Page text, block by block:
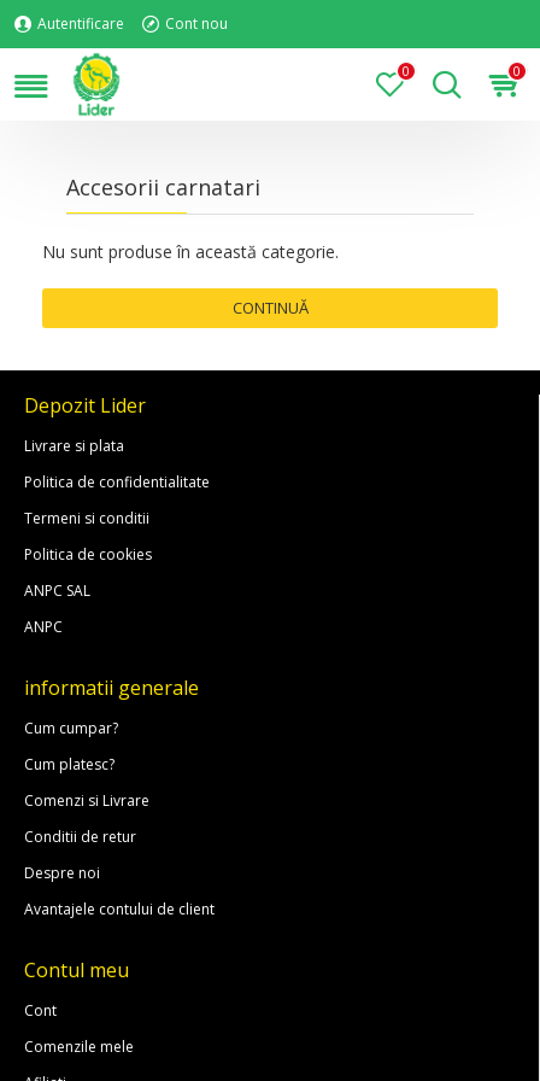
Autentificare Cont nou
0 0
Accesorii carnatari
Nu sunt produse în această categorie.
CONTINUĂ
Depozit Lider
Livrare si plata
Politica de confidentialitate
Termeni si conditii
Politica de cookies
ANPC SAL
ANPC
informatii generale
Cum cumpar?
Cum platesc?
Comenzi si Livrare
Conditii de retur
Despre noi
Avantajele contului de client
Contul meu
Cont
Comenzile mele